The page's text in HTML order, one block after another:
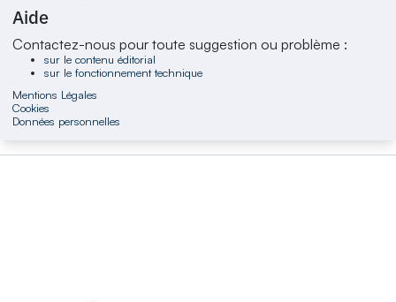
Aide
Contactez-nous pour toute suggestion ou problème :
sur le contenu éditorial
sur le fonctionnement technique
Mentions Légales
Cookies
Données personnelles